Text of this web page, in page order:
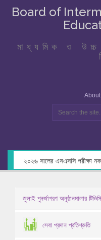
Board of
মাধ্যমিক ও উচ্চ
জুলাই পুনর্জাগরণ অনুষ্ঠানমালার
সেবা প্রদান প্রতিশ্রুতি